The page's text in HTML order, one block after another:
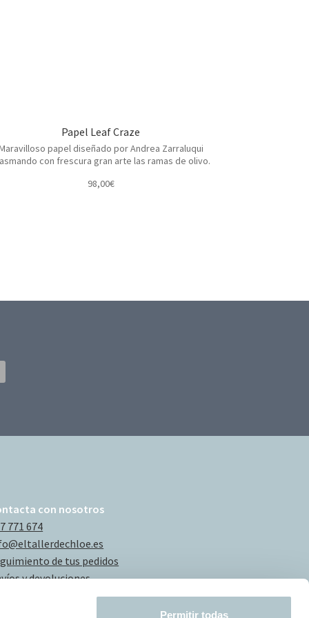
Permitir todas
Papel Leaf Craze
papel diseñado por Andrea Zarraluqui
con frescura gran arte las ramas de olivo.
98,00€
con nosotros
771 674
de tus pedidos
y devoluciones